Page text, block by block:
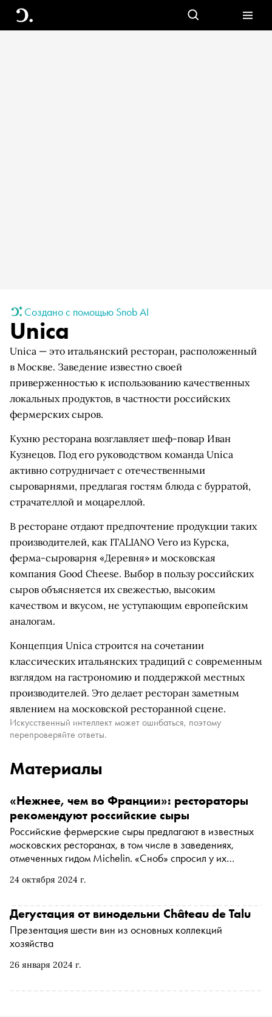
Создано с помощью Snob AI
Unica
Unica — это итальянский ресторан, расположенный
в Москве. Заведение известно своей
приверженностью к использованию качественных
локальных продуктов, в частности российских
фермерских сыров.
Кухню ресторана возглавляет шеф-повар Иван
Кузнецов. Под его руководством команда Unica
активно сотрудничает с отечественными
сыроварнями, предлагая гостям блюда с бурратой,
страчателлой и моцареллой.
В ресторане отдают предпочтение продукции таких
производителей, как ITALIANO Vero из Курска,
ферма-сыроварня «Деревня» и московская
компания Good Cheese. Выбор в пользу российских
сыров объясняется их свежестью, высоким
качеством и вкусом, не уступающим европейским
аналогам.
Концепция Unica строится на сочетании
классических итальянских традиций с современным
взглядом на гастрономию и поддержкой местных
производителей. Это делает ресторан заметным
явлением на московской ресторанной сцене.
Искусственный интеллект может ошибаться, поэтому
перепроверяйте ответы.
Материалы
24 октября 2024 г.
«Нежнее, чем во Франции»: рестораторы
рекомендуют российские сыры
Российские фермерские сыры предлагают в известных
московских ресторанах, в том числе в заведениях,
отмеченных гидом Michelin. «Сноб» спросил у их
российские сыры европейским и продукцию каких
26 января 2024 г.
Дегустация от винодельни Сhâteau de Talu
Презентация шести вин из основных коллекций
хозяйства